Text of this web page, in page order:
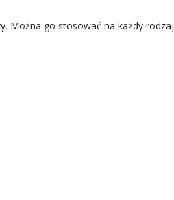
Można go stosować na każdy rodzaj